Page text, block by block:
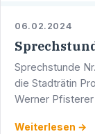
06.02.2024
Sprechstunde
die Stadträtin
Werner
Weiterlesen →